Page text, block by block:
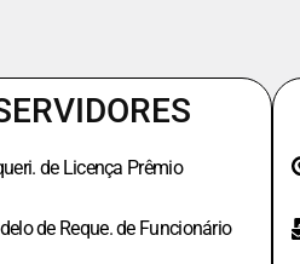
de Licença Prêmio
de Reque. de Funcionário